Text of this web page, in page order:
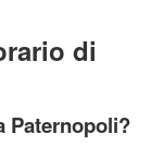
di
Paternopoli?